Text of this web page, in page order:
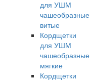
для УШМ
чашеобразные
витые
Кордщетки
для УШМ
чашеобразные
мягкие
Кордщетки